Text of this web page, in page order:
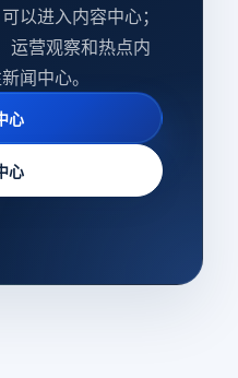
以进入内容中心；
运营观察和热点内
闻中心。
心
心